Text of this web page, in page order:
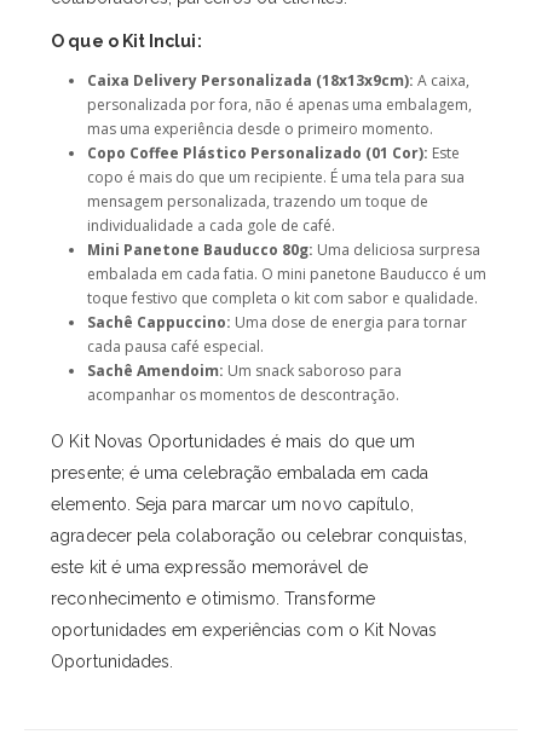
O que o Kit Inclui:
Caixa Delivery Personalizada (18x13x9cm): A caixa,
personalizada por fora, não é apenas uma embalagem,
mas uma experiência desde o primeiro momento.
Copo Coffee Plástico Personalizado (01 Cor): Este
copo é mais do que um recipiente. É uma tela para sua
mensagem personalizada, trazendo um toque de
individualidade a cada gole de café.
Mini Panetone Bauducco 80g: Uma deliciosa surpresa
embalada em cada fatia. O mini panetone Bauducco é um
toque festivo que completa o kit com sabor e qualidade.
Sachê Cappuccino: Uma dose de energia para tornar
cada pausa café especial.
Sachê Amendoim: Um snack saboroso para
acompanhar os momentos de descontração.
O Kit Novas Oportunidades é mais do que um
presente; é uma celebração embalada em cada
elemento. Seja para marcar um novo capítulo,
agradecer pela colaboração ou celebrar conquistas,
este kit é uma expressão memorável de
reconhecimento e otimismo. Transforme
oportunidades em experiências com o Kit Novas
Oportunidades.